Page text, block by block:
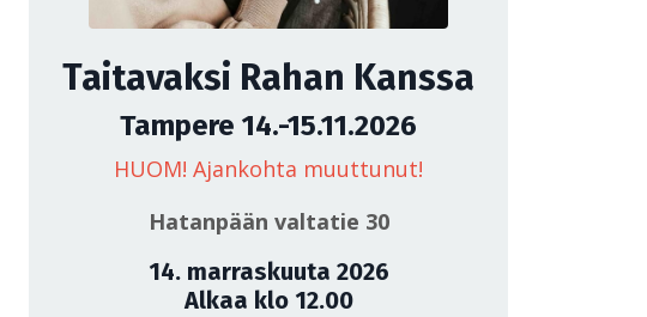
Taitavaksi Rahan Kanssa
Tampere 14.-15.11.2026
HUOM! Ajankohta muuttunut!
Hatanpään valtatie 30
14. marraskuuta 2026
Alkaa klo 12.00